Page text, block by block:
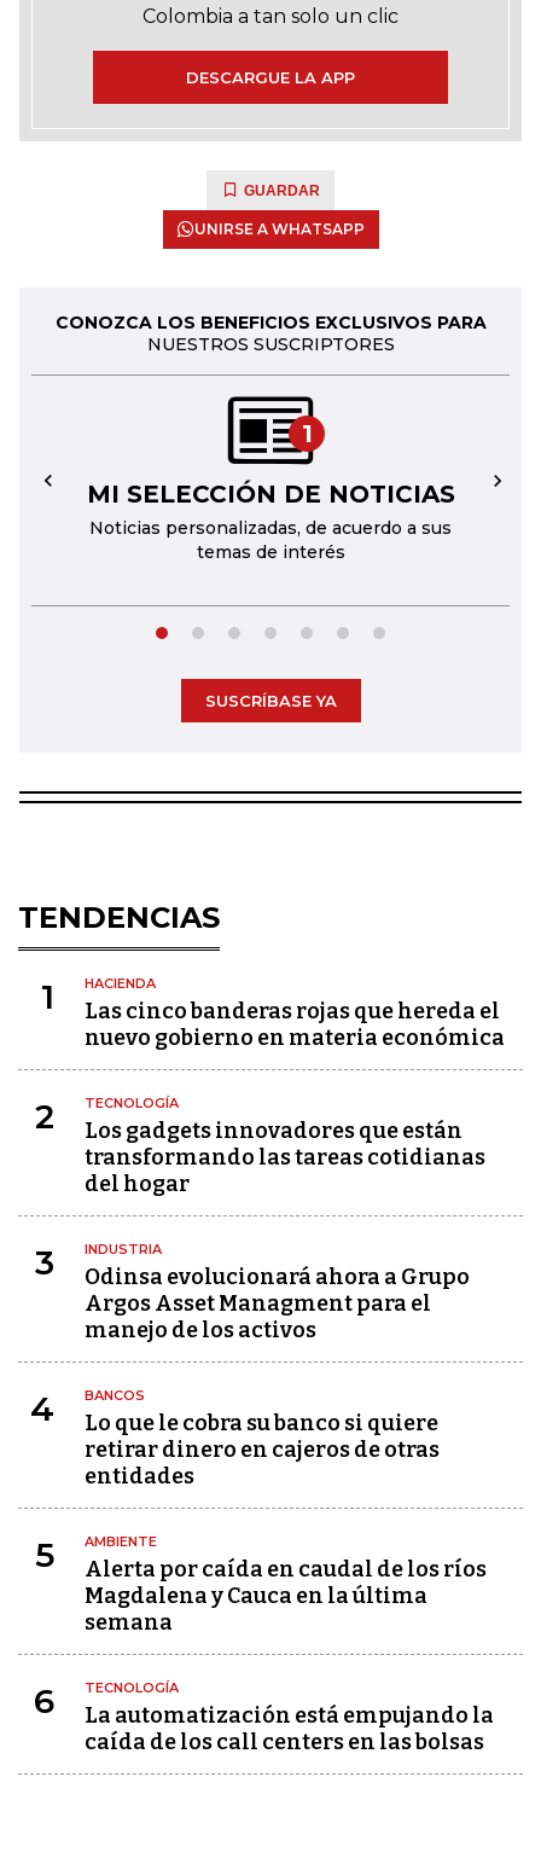
Colombia a tan solo un clic
DESCARGUE LA APP
GUARDAR
UNIRSE A WHATSAPP
CONOZCA LOS BENEFICIOS EXCLUSIVOS PARA
NUESTROS SUSCRIPTORES
1
MI SELECCIÓN DE NOTICIAS
Noticias personalizadas, de acuerdo a sus
temas de interés
← →
SUSCRÍBASE YA
TENDENCIAS
1 HACIENDA
Las cinco banderas rojas que hereda el
nuevo gobierno en materia económica
2 TECNOLOGÍA
Los gadgets innovadores que están
transformando las tareas cotidianas
del hogar
3 INDUSTRIA
Odinsa evolucionará ahora a Grupo
Argos Asset Managment para el
manejo de los activos
4 BANCOS
Lo que le cobra su banco si quiere
retirar dinero en cajeros de otras
entidades
5 AMBIENTE
Alerta por caída en caudal de los ríos
Magdalena y Cauca en la última
semana
6 TECNOLOGÍA
La automatización está empujando la
caída de los call centers en las bolsas